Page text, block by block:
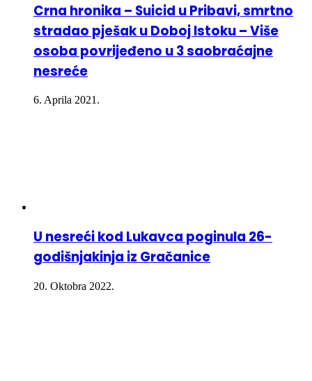
Crna hronika – Suicid u Pribavi, smrtno
stradao pješak u Doboj Istoku – Više
osoba povrijeđeno u 3 saobraćajne
nesreće
6. Aprila 2021.
U nesreći kod Lukavca poginula 26-
godišnjakinja iz Gračanice
20. Oktobra 2022.